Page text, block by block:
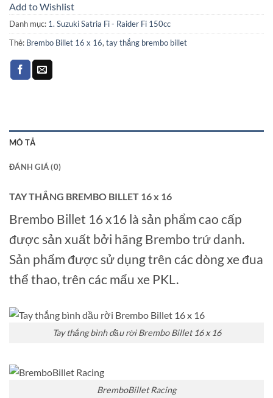
Add to Wishlist
Danh mục: 1. Suzuki Satria Fi - Raider Fi 150cc
Thẻ: Brembo Billet 16 x 16,tay thắng brembo billet
MÔ TẢ
ĐÁNH GIÁ (0)
TAY THẮNG BREMBO BILLET 16 x 16
Brembo Billet 16 x16 là sản phẩm cao cấp
được sản xuất bởi hãng Brembo trứ danh.
Sản phẩm được sử dụng trên các dòng xe đua
thể thao, trên các mẩu xe PKL.
Tay thắng bình dầu rời Brembo Billet 16 x 16
BremboBillet Racing